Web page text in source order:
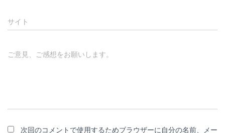
サイト
ご意見、ご感想をお願いします。
次回のコメントで使用するためブラウザーに自分の名前、メー